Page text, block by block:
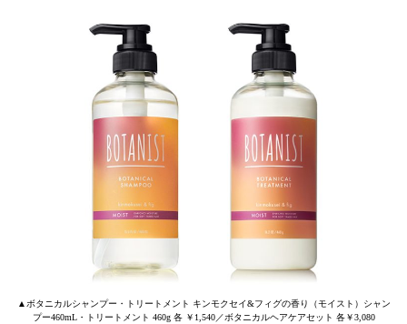
▲ボタニカルシャンプー・トリートメント キンモクセイ&フィグの香り（モイスト）シャン
プー460mL・トリートメント 460g 各 ￥1,540／ボタニカルヘアケアセット 各￥3,080